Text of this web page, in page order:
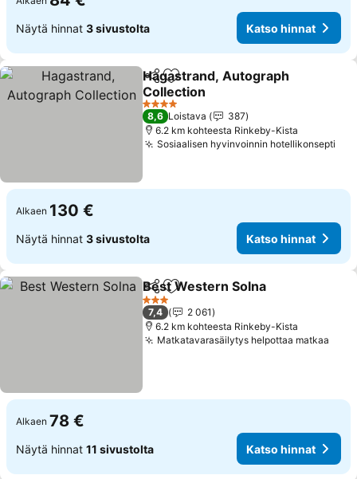
Näytä hinnat 3 sivustolta Katso hinnat
Jaa Lisää suosikkeihin
Hagastrand, Autograph
Collection
4 Tähtiluokitus
8,6 Loistava
387
6.2 km kohteesta Rinkeby-Kista
Sosiaalisen hyvinvoinnin hotellikonsepti
Alkaen 130 €
Näytä hinnat 3 sivustolta Katso hinnat
Jaa Lisää suosikkeihin
Best Western Solna
3 Tähtiluokitus
7,4
2 061
6.2 km kohteesta Rinkeby-Kista
Matkatavarasäilytys helpottaa matkaa
Alkaen 78 €
Näytä hinnat 11 sivustolta Katso hinnat